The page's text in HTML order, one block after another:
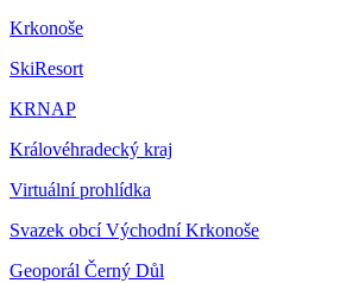
Krkonoše
SkiResort
KRNAP
Královéhradecký kraj
Virtuální prohlídka
Svazek obcí Východní Krkonoše
Geoporál Černý Důl